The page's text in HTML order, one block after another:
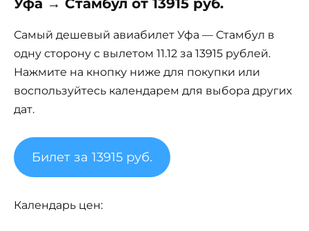
Уфа → Стамбул от 13915 руб.
Самый дешевый авиабилет Уфа — Стамбул в
одну сторону с вылетом 11.12 за 13915 рублей.
Нажмите на кнопку ниже для покупки или
воспользуйтесь календарем для выбора других
дат.
Билет за 13915 руб.
Календарь цен: